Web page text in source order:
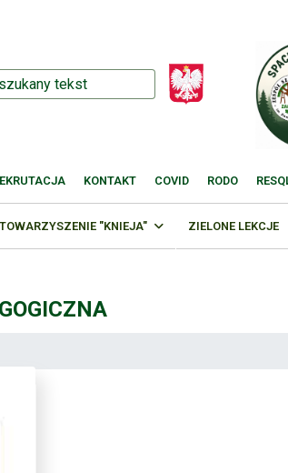
KONTAKT COVID RODO
"KNIEJA" ZIELONE LEKCJE